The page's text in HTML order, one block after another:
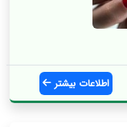
اطلاعات بیشتر